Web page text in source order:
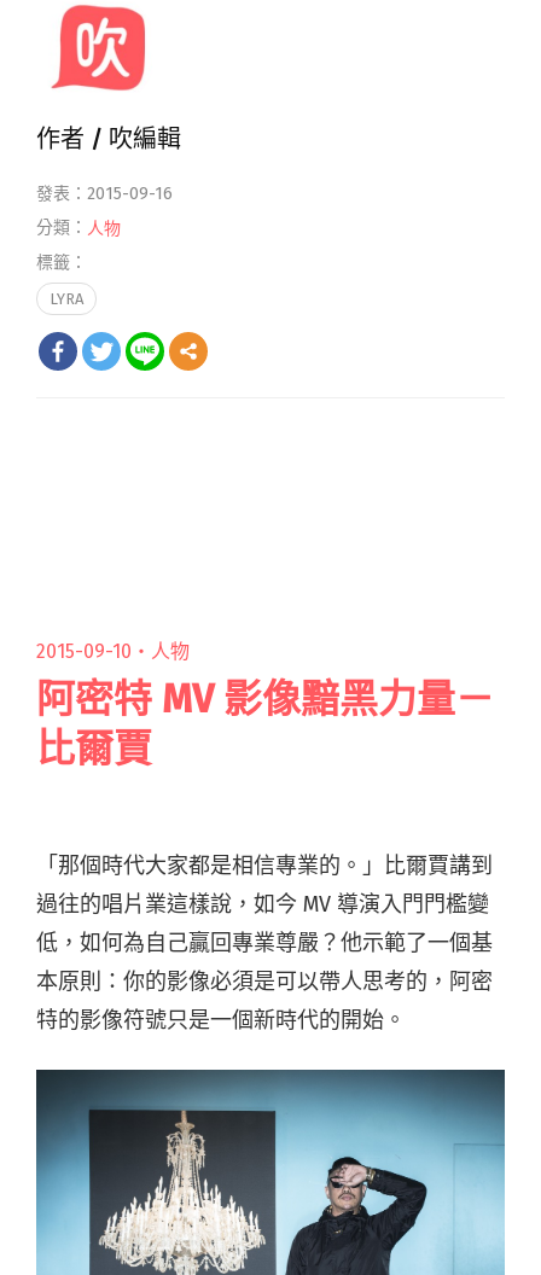
作者 / 吹編輯
發表：2015-09-16
分類： 人物
標籤：
LYRA
2015-09-10・ 人物
阿密特 MV 影像黯黑力量－
比爾賈
「那個時代大家都是相信專業的。」比爾賈講到
過往的唱片業這樣說，如今 MV 導演入門門檻變
低，如何為自己贏回專業尊嚴？他示範了一個基
本原則：你的影像必須是可以帶人思考的，阿密
特的影像符號只是一個新時代的開始。